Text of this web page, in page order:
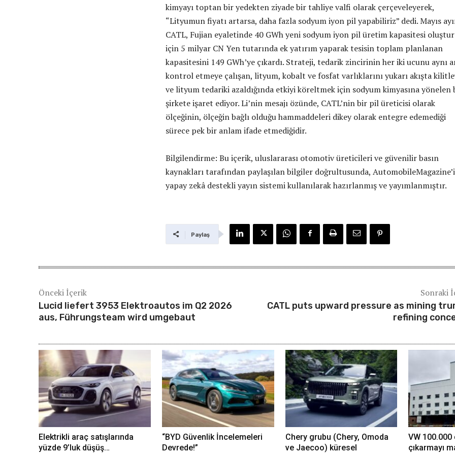
kimyayı toptan bir yedekten ziyade bir tahliye valfi olarak çerçeveleyerek,
“Lityumun fiyatı artarsa, daha fazla sodyum iyon pil yapabiliriz” dedi. Mayıs
CATL, Fujian eyaletinde 40 GWh yeni sodyum iyon pil üretim kapasitesi
için 5 milyar CN Yen tutarında ek yatırım yaparak tesisin toplam planlanan
kapasitesini 149 GWh’ye çıkardı. Strateji, tedarik zincirinin her iki ucunu aynı
kontrol etmeye çalışan, lityum, kobalt ve fosfat varlıklarını yukarı akışta
ve lityum tedariki azaldığında etkiyi köreltmek için sodyum kimyasına yönelen
şirkete işaret ediyor. Li’nin mesajı özünde, CATL’nin bir pil üreticisi olarak
ölçeğinin, ölçeğin bağlı olduğu hammaddeleri dikey olarak entegre edemediği
sürece pek bir anlam ifade etmediğidir.
Bilgilendirme: Bu içerik, uluslararası otomotiv üreticileri ve güvenilir basın
kaynakları tarafından paylaşılan bilgiler doğrultusunda,
yapay zekâ destekli yayın sistemi kullanılarak hazırlanmış ve yayımlanmıştır.
Paylaş
Önceki İçerik
Lucid liefert 3953 Elektroautos im Q2 2026
aus, Führungsteam wird umgebaut
Sonraki
CATL puts upward pressure as mining
refining
Elektrikli araç satışlarında
yüzde 9’luk düşüş…
“BYD Güvenlik İncelemeleri
Devrede!”
Chery grubu (Chery, Omoda
ve Jaecoo) küresel
VW 100.000
çıkarmayı